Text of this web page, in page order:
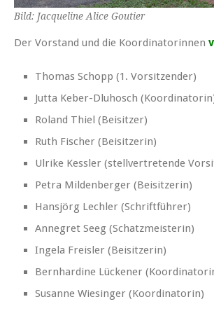
Bild: Jacqueline Alice Goutier
Der Vorstand und die Koordinatorinnen
Thomas Schopp (1. Vorsitzender)
Jutta Keber-Dluhosch
Roland Thiel (Beisitzer)
Ruth Fischer (Beisitzerin)
Ulrike Kessler (stellvertretende
Petra Mildenberger (Beisitzerin)
Hansjörg Lechler (Schriftführer)
Annegret Seeg (Schatzmeisterin)
Ingela Freisler (Beisitzerin)
Bernhardine Lückener
Susanne Wiesinger (Koordinatorin)